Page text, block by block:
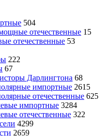
504
отечественные 15
отечественные 53
222
67
Дарлингтона 68
импортные 2615
отечественные 625
импортные 3284
отечественные 322
4299
2659